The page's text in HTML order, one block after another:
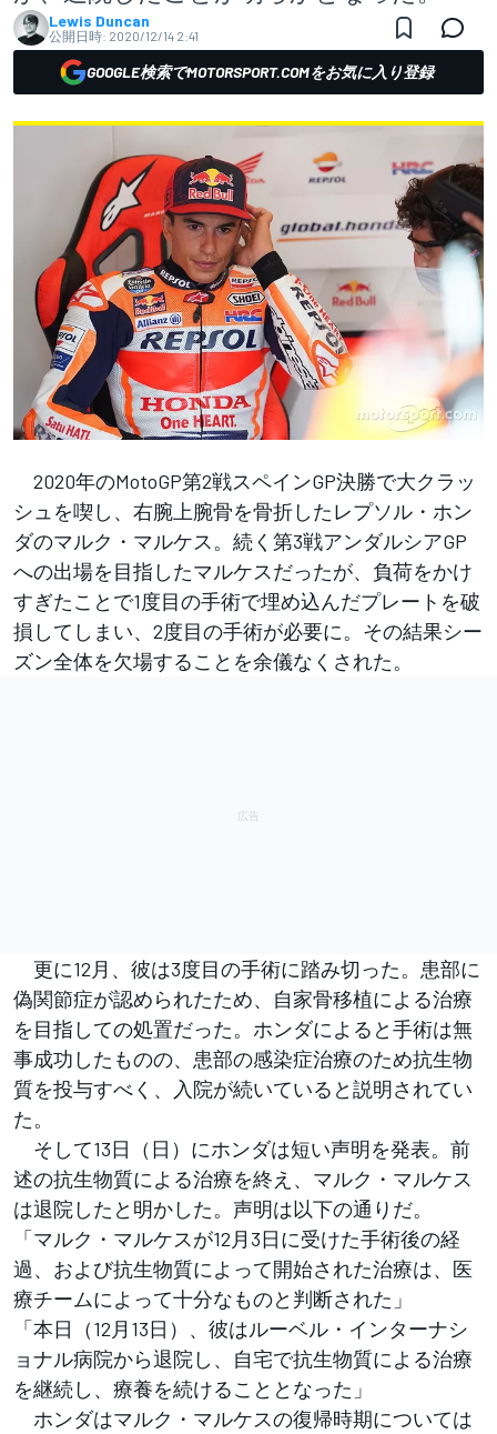
Lewis Duncan
公開日時: 2020/12/14 2:41
GOOGLE検索でMOTORSPORT.COMをお気に入り登録
2020年のMotoGP第2戦スペインGP決勝で大クラッ
シュを喫し、右腕上腕骨を骨折したレプソル・ホン
ダのマルク・マルケス。続く第3戦アンダルシアGP
への出場を目指したマルケスだったが、負荷をかけ
すぎたことで1度目の手術で埋め込んだプレートを破
損してしまい、2度目の手術が必要に。その結果シー
ズン全体を欠場することを余儀なくされた。
更に12月、彼は3度目の手術に踏み切った。患部に
偽関節症が認められたため、自家骨移植による治療
を目指しての処置だった。ホンダによると手術は無
事成功したものの、患部の感染症治療のため抗生物
質を投与すべく、入院が続いていると説明されてい
た。
そして13日（日）にホンダは短い声明を発表。前
述の抗生物質による治療を終え、マルク・マルケス
は退院したと明かした。声明は以下の通りだ。
「マルク・マルケスが12月3日に受けた手術後の経
過、および抗生物質によって開始された治療は、医
療チームによって十分なものと判断された」
「本日（12月13日）、彼はルーベル・インターナシ
ョナル病院から退院し、自宅で抗生物質による治療
を継続し、療養を続けることとなった」
ホンダはマルク・マルケスの復帰時期については